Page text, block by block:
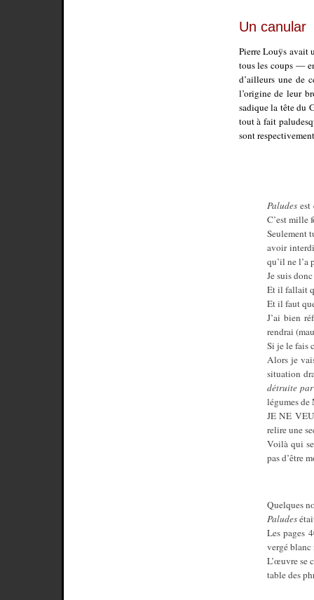
Un canular
Pierre Louÿs avait
tous les coups —
d’ailleurs une de
l’origine de leur
sadique la tête du
tout à fait
sont
Paludesest
C’est mille
Seulement
avoir
qu’il ne l’a
Je suis
Et il fallait
Et il faut
J’ai bien
rendrai
Si je le fais
Alors je
situation
détruite
légumes
JE NE
relire une
Voilà qui
pas d’être
Quelques
Paludes
Les pages
vergé blanc
L’œuvre se
table des